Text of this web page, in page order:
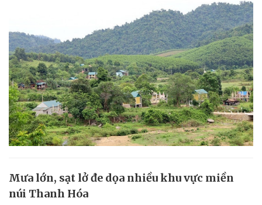
Mưa lớn, sạt lở đe dọa nhiều khu vực miền
núi Thanh Hóa